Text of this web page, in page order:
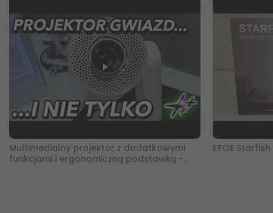
Multimedialny projektor z dodatkowymi
funkcjami i ergonomiczną podstawką -
ETOE